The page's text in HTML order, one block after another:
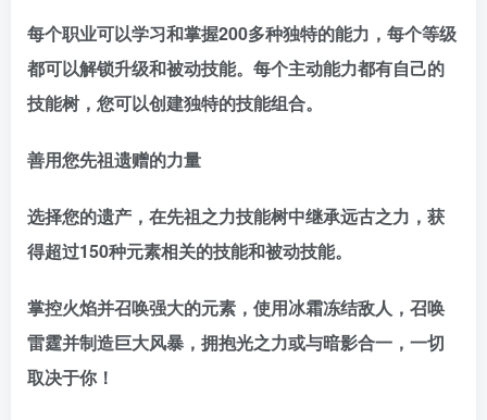
每个职业可以学习和掌握200多种独特的能力，每个等级
都可以解锁升级和被动技能。每个主动能力都有自己的
技能树，您可以创建独特的技能组合。
善用您先祖遗赠的力量
选择您的遗产，在先祖之力技能树中继承远古之力，获
得超过150种元素相关的技能和被动技能。
掌控火焰并召唤强大的元素，使用冰霜冻结敌人，召唤
雷霆并制造巨大风暴，拥抱光之力或与暗影合一，一切
取决于你！